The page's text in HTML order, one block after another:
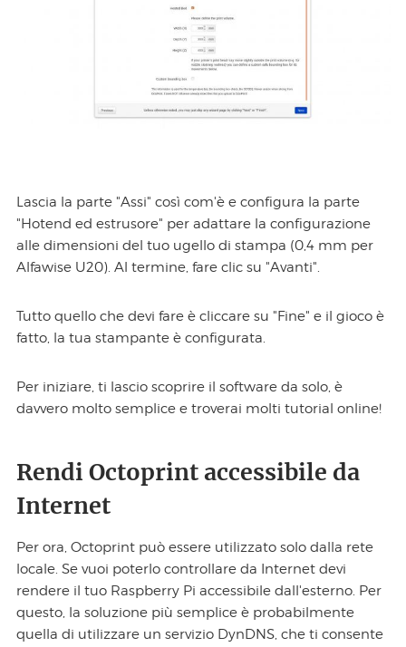
Lascia la parte "Assi" così com'è e configura la parte
"Hotend ed estrusore" per adattare la configurazione
alle dimensioni del tuo ugello di stampa (0,4 mm per
Alfawise U20). Al termine, fare clic su "Avanti".
Tutto quello che devi fare è cliccare su "Fine" e il gioco è
fatto, la tua stampante è configurata.
Per iniziare, ti lascio scoprire il software da solo, è
davvero molto semplice e troverai molti tutorial online!
Rendi Octoprint accessibile da
Internet
Per ora, Octoprint può essere utilizzato solo dalla rete
locale. Se vuoi poterlo controllare da Internet devi
rendere il tuo Raspberry Pi accessibile dall'esterno. Per
questo, la soluzione più semplice è probabilmente
quella di utilizzare un servizio DynDNS, che ti consente